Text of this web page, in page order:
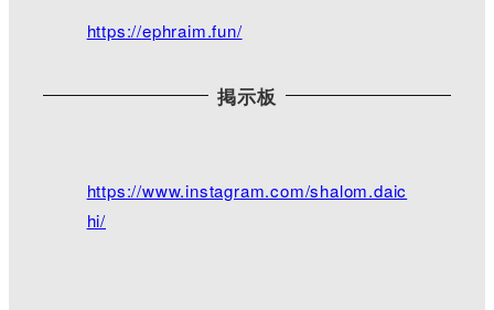
車場奥には枝垂れ桜が少しずつ咲き始めました。
https://www.facebook.com/pages/category/Religious
https://ephraim.fun/
掲示板
https://www.instagram.com/shalom.daic
hi/